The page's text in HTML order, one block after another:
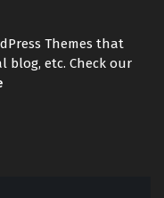
Themes that
blog, etc. Check our